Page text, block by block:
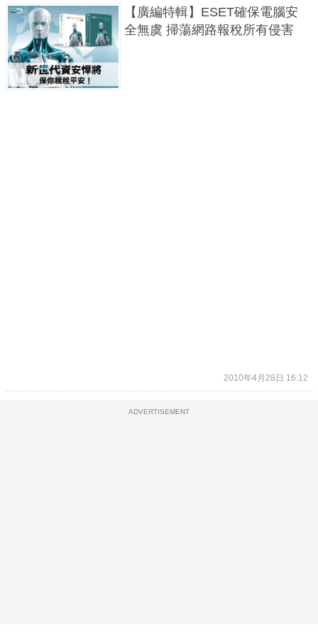
【廣編特輯】ESET確保電腦安
全無虞 掃蕩網路報稅所有侵害
2010年4月28日 16:12
ADVERTISEMENT